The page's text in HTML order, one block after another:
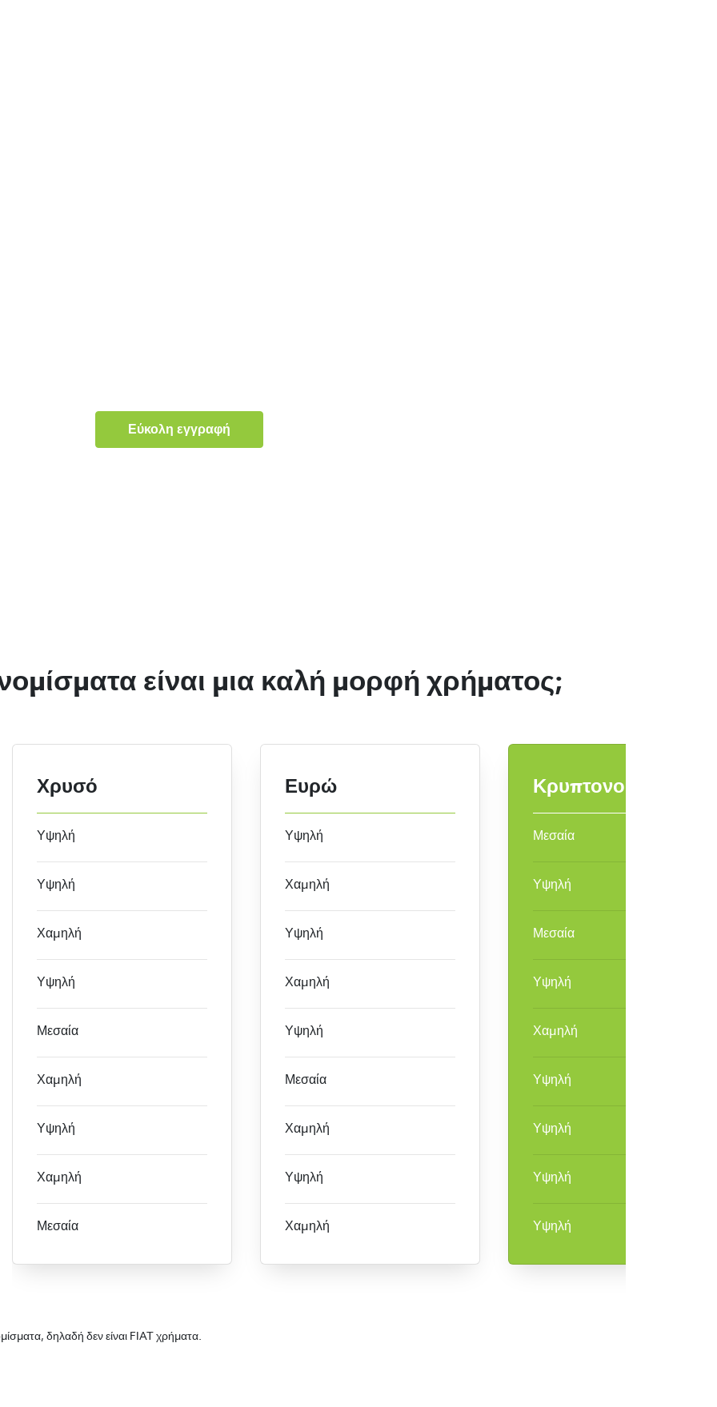
Εύκολη εγγραφή
είναι μια καλή μορφή χρήματος;
Χρυσό
Υψηλή
Υψηλή
Χαμηλή
Υψηλή
Μεσαία
Χαμηλή
Υψηλή
Χαμηλή
Μεσαία
Ευρώ
Υψηλή
Χαμηλή
Υψηλή
Χαμηλή
Υψηλή
Μεσαία
Χαμηλή
Υψηλή
Χαμηλή
Κρυπτονομίσματα
Μεσαία
Υψηλή
Μεσαία
Υψηλή
Χαμηλή
Υψηλή
Υψηλή
Υψηλή
Υψηλή
δηλαδή δεν είναι FIAT χρήματα.